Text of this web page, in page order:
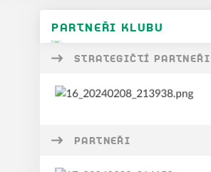
PARTNEŘI KLUBU
STRATEGIČTÍ PARTNEŘI
PARTNEŘI